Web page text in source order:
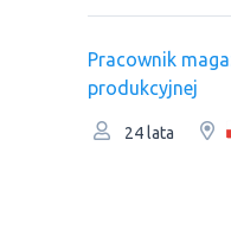
Рracownik
produkcyjnej
24 lata